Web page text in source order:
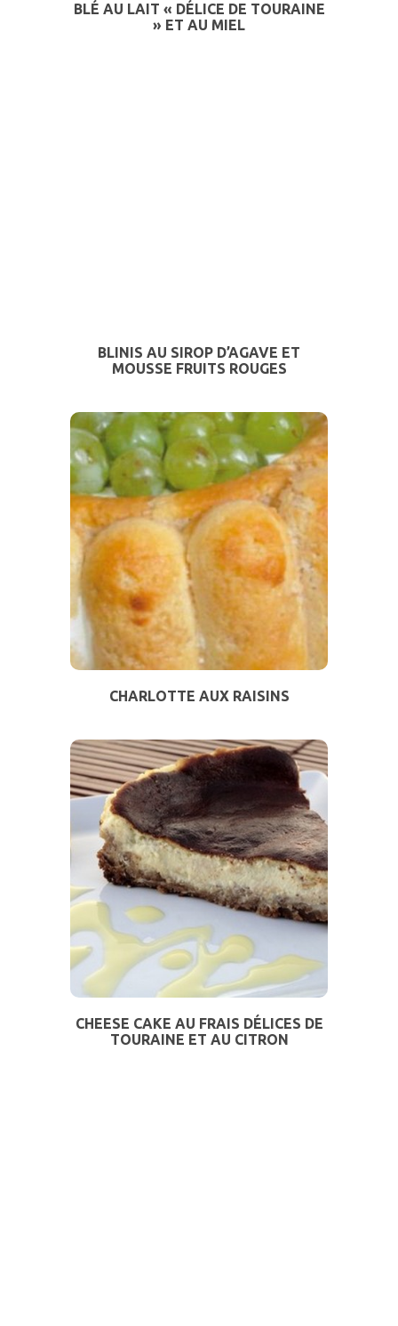
BLÉ AU LAIT « DÉLICE DE TOURAINE
» ET AU MIEL
BLINIS AU SIROP D’AGAVE ET
MOUSSE FRUITS ROUGES
CHARLOTTE AUX RAISINS
CHEESE CAKE AU FRAIS DÉLICES DE
TOURAINE ET AU CITRON